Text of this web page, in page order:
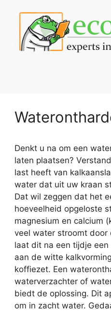
inhoud
Denkt u na om een
laten plaatsen?
last heeft van
water dat uit uw kraan
Dat wil zeggen dat het
hoeveelheid opgeloste
magnesium en calcium
veel water stroomt door
laat dit na een tijdje
aan de witte
koffiezet. Een
waterverzachter of
biedt de oplossing. Dit
om in zacht water.